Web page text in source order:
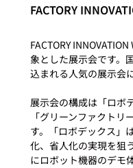
FACTORY
FACTORY
象とした展示会です。
込まれる人気の展示会
展示会の構成は「ロボ
「グリーンファクトリ
す。「ロボデックス」
化、省人化の実現を狙
にロボット機器のデモ